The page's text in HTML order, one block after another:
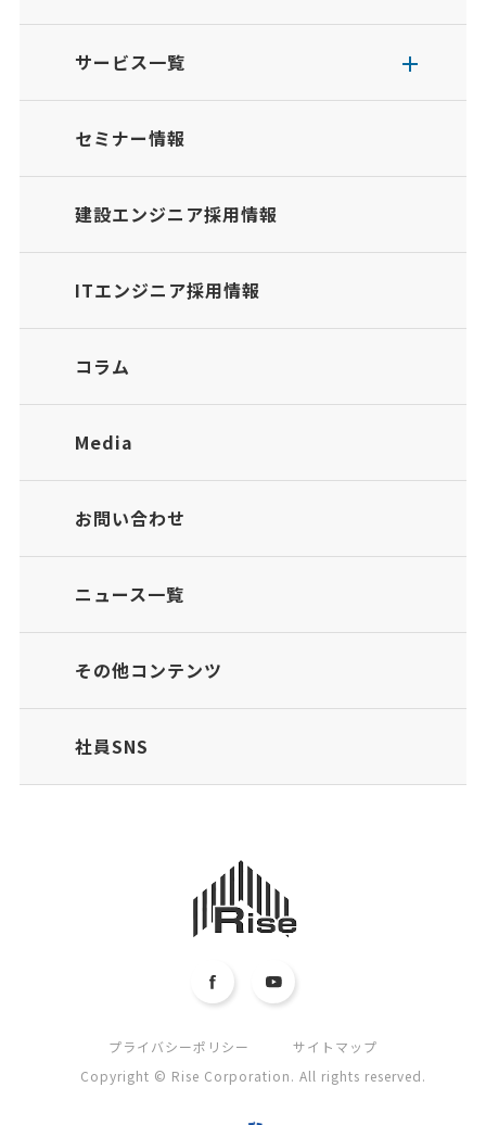
サービス一覧
セミナー情報
建設エンジニア採用情報
ITエンジニア採用情報
コラム
Media
お問い合わせ
ニュース一覧
その他コンテンツ
社員SNS
プライバシーポリシー
サイトマップ
Copyright © Rise Corporation. All rights reserved.